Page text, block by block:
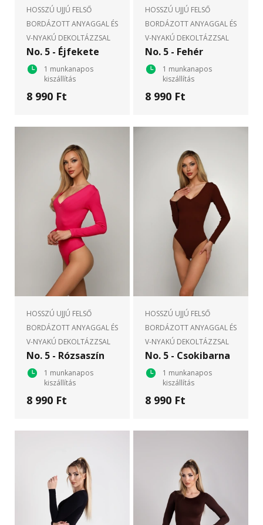
HOSSZÚ UJJÚ FELSŐ
BORDÁZOTT ANYAGGAL ÉS
V-NYAKÚ DEKOLTÁZZSAL
No. 5 - Éjfekete
1 munkanapos
kiszállítás
8 990 Ft
HOSSZÚ UJJÚ FELSŐ
BORDÁZOTT ANYAGGAL ÉS
V-NYAKÚ DEKOLTÁZZSAL
No. 5 - Fehér
1 munkanapos
kiszállítás
8 990 Ft
HOSSZÚ UJJÚ FELSŐ
BORDÁZOTT ANYAGGAL ÉS
V-NYAKÚ DEKOLTÁZZSAL
No. 5 - Rózsaszín
1 munkanapos
kiszállítás
8 990 Ft
HOSSZÚ UJJÚ FELSŐ
BORDÁZOTT ANYAGGAL ÉS
V-NYAKÚ DEKOLTÁZZSAL
No. 5 - Csokibarna
1 munkanapos
kiszállítás
8 990 Ft